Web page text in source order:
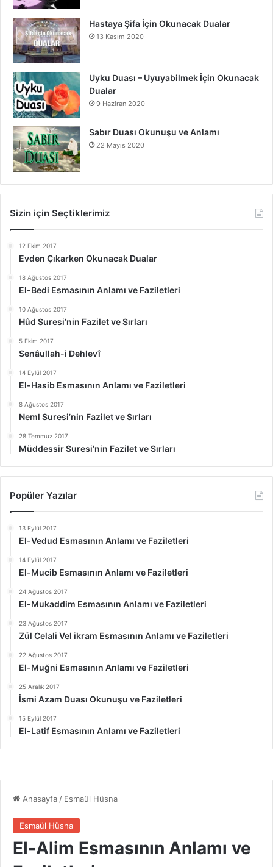
Hastaya Şifa İçin Okunacak Dualar
13 Kasım 2020
Uyku Duası – Uyuyabilmek İçin Okunacak
Dualar
9 Haziran 2020
Sabır Duası Okunuşu ve Anlamı
22 Mayıs 2020
Sizin için Seçtiklerimiz
12 Ekim 2017
Evden Çıkarken Okunacak Dualar
18 Ağustos 2017
El-Bedi Esmasının Anlamı ve Faziletleri
10 Ağustos 2017
Hûd Suresi’nin Fazilet ve Sırları
5 Ekim 2017
Senâullah-i Dehlevî
14 Eylül 2017
El-Hasib Esmasının Anlamı ve Faziletleri
8 Ağustos 2017
Neml Suresi’nin Fazilet ve Sırları
28 Temmuz 2017
Müddessir Suresi’nin Fazilet ve Sırları
Popüler Yazılar
13 Eylül 2017
El-Vedud Esmasının Anlamı ve Faziletleri
14 Eylül 2017
El-Mucib Esmasının Anlamı ve Faziletleri
24 Ağustos 2017
El-Mukaddim Esmasının Anlamı ve Faziletleri
23 Ağustos 2017
Zül Celali Vel ikram Esmasının Anlamı ve Faziletleri
22 Ağustos 2017
El-Muğni Esmasının Anlamı ve Faziletleri
25 Aralık 2017
İsmi Azam Duası Okunuşu ve Faziletleri
15 Eylül 2017
El-Latif Esmasının Anlamı ve Faziletleri